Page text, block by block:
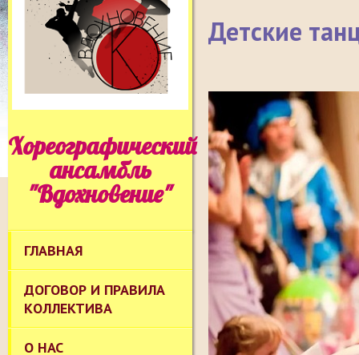
Хореографический
ансамбль
"Вдохновение"
ГЛАВНАЯ
ДОГОВОР И ПРАВИЛА
КОЛЛЕКТИВА
О НАС
Детские